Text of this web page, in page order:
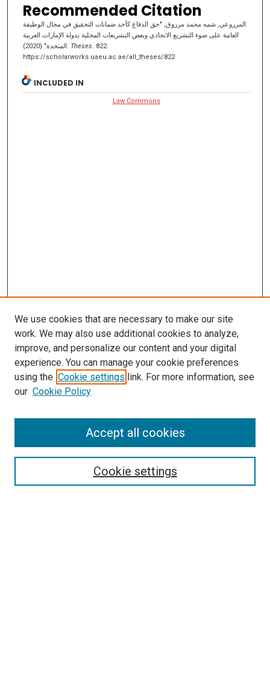
Recommended Citation
المزروعي, شمه محمد مرزوق, "حق الدفاع كأحد ضمانات التحقيق في مجال الوظيفة
العامة على ضوء التشريع الاتحادي وبعض التشريعات المحلية بدولة الإمارات العربية
المتحدة" (2020). Theses. 822.
https://scholarworks.uaeu.ac.ae/all_theses/822
INCLUDED IN
Law Commons
We use cookies that are necessary to make our site
work. We may also use additional cookies to analyze,
improve, and personalize our content and your digital
experience. You can manage your cookie preferences
using the Cookie settings link. For more information, see
our Cookie Policy
Cookie settings
Accept all cookies